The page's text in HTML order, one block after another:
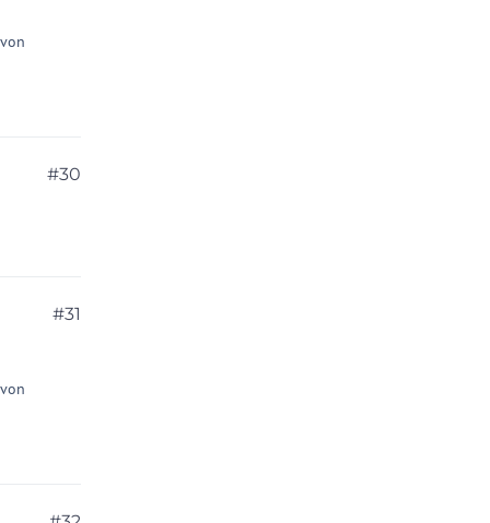
#30
#31